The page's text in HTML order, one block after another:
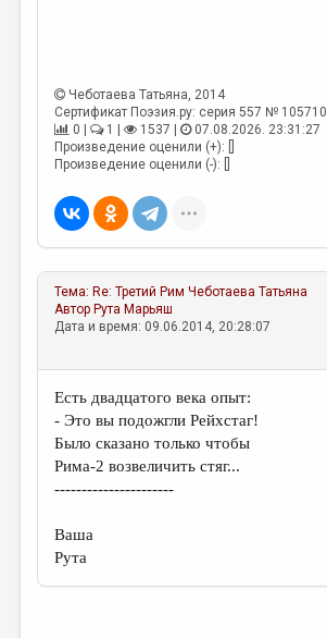
КОЛОНКА РЕДАКТОРА
РЕДКОЛЛЕГИЯ
МАЛАЯ ПРОЗА
ЭССЕИСТИКА
ЛИТЕРАТУРОВЕДЕНИЕ
РЕЦЕНЗИРОВАНИЕ
ЦИКЛЫ ПУБЛИКАЦИЙ
ТРЕДИАКОВСКИЙ
МЕДИА
ВКОНТАКТЕ
Чеботаева Татьяна, 2014
Сертификат Поэзия.ру: серия 557 №
0 |
1 | 1537 |
07.08.2026. 23:31:27
Произведение оценили (+): []
Произведение оценили (-): []
Тема: Re: Третий Рим Чеботаева Татьяна
Автор Рута Марьяш
Дата и время: 09.06.2014, 20:28:07
Есть двадцатого века опыт:
- Это вы подожгли Рейхстаг!
Было сказано только чтобы
Рима-2 возвеличить стяг...
----------------------
Ваша
Рута